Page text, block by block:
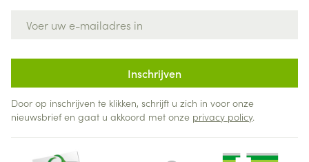
Inschrijven
Door op inschrijven te klikken, schrijft u zich in voor onze
nieuwsbrief en gaat u akkoord met onze privacy policy.